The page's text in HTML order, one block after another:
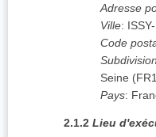
Adresse
Ville:
Code
Seine (
Pays:
2.1.2 Lieu